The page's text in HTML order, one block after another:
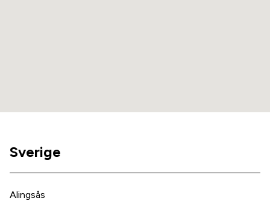
Sverige
Alingsås